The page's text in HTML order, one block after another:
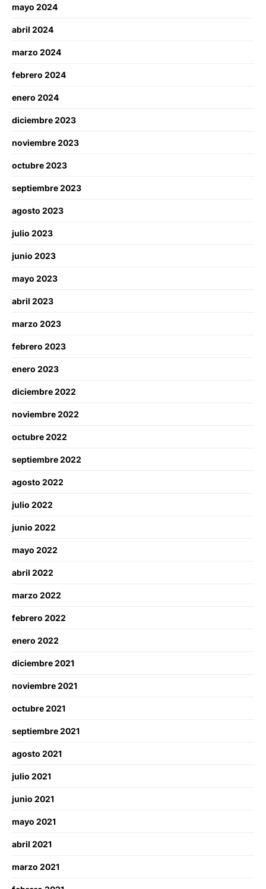
mayo 2024
abril 2024
marzo 2024
febrero 2024
enero 2024
diciembre 2023
noviembre 2023
octubre 2023
septiembre 2023
agosto 2023
julio 2023
junio 2023
mayo 2023
abril 2023
marzo 2023
febrero 2023
enero 2023
diciembre 2022
noviembre 2022
octubre 2022
septiembre 2022
agosto 2022
julio 2022
junio 2022
mayo 2022
abril 2022
marzo 2022
febrero 2022
enero 2022
diciembre 2021
noviembre 2021
octubre 2021
septiembre 2021
agosto 2021
julio 2021
junio 2021
mayo 2021
abril 2021
marzo 2021